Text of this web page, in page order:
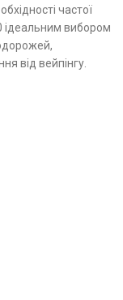
частої
ідеальним вибором
від вейпінгу.